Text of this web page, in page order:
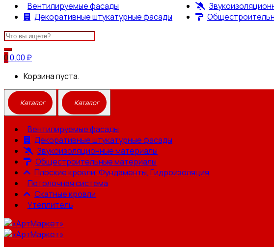
Вентилируемые фасады
Декоративные штукатурные фасады
Search
for:
00.00 ₽
Корзина пуста.
Вентилируемые фасады
Декоративные штукатурные фасады
Звукоизоляционные материалы
Общестроительные материалы
Плоские кровли, Фундаменты, Гидроизоляция
Потолочная система
Скатные кровли
Утеплитель